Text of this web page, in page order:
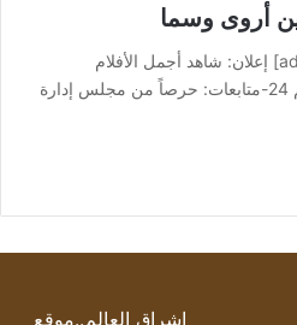
أروى وسما
من صحيفة اشراق العالم 24:[ad_1] إعلان: شاهد أجمل الأفلام
والمسلسلات 2021 إشراق العالم 24-متابعات: حرصاً من مجلس إدارة
إشراق العالم..موقع